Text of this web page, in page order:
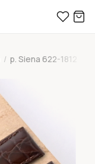
/ р. Siena 622-1812